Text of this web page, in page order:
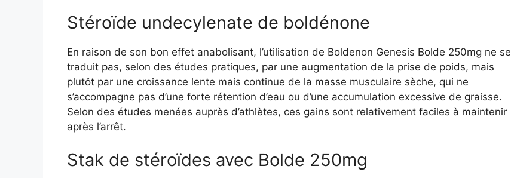
Stéroïde undecylenate de boldénone
En raison de son bon effet anabolisant, l’utilisation de Boldenon Genesis Bolde 250mg ne se
traduit pas, selon des études pratiques, par une augmentation de la prise de poids, mais
plutôt par une croissance lente mais continue de la masse musculaire sèche, qui ne
s’accompagne pas d’une forte rétention d’eau ou d’une accumulation excessive de graisse.
Selon des études menées auprès d’athlètes, ces gains sont relativement faciles à maintenir
après l’arrêt.
Stak de stéroïdes avec Bolde 250mg